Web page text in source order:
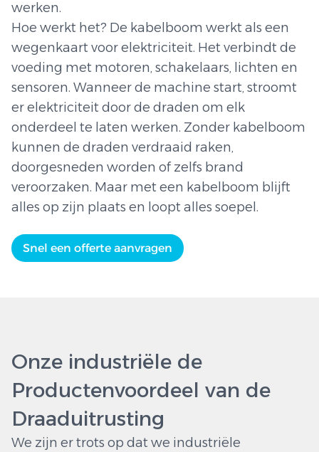
werken.
Hoe werkt het? De kabelboom werkt als een
wegenkaart voor elektriciteit. Het verbindt de
voeding met motoren, schakelaars, lichten en
sensoren. Wanneer de machine start, stroomt
er elektriciteit door de draden om elk
onderdeel te laten werken. Zonder kabelboom
kunnen de draden verdraaid raken,
doorgesneden worden of zelfs brand
veroorzaken. Maar met een kabelboom blijft
alles op zijn plaats en loopt alles soepel.
Snel een offerte aanvragen
Onze industriële de
Productenvoordeel van de
Draaduitrusting
We zijn er trots op dat we industriële